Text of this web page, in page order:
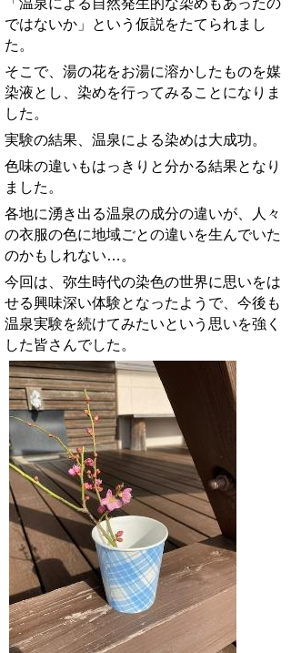
「温泉による自然発生的な染めもあったの
ではないか」という仮説をたてられまし
た。
そこで、湯の花をお湯に溶かしたものを媒
染液とし、染めを行ってみることになりま
した。
実験の結果、温泉による染めは大成功。
色味の違いもはっきりと分かる結果となり
ました。
各地に湧き出る温泉の成分の違いが、人々
の衣服の色に地域ごとの違いを生んでいた
のかもしれない…。
今回は、弥生時代の染色の世界に思いをは
せる興味深い体験となったようで、今後も
温泉実験を続けてみたいという思いを強く
した皆さんでした。